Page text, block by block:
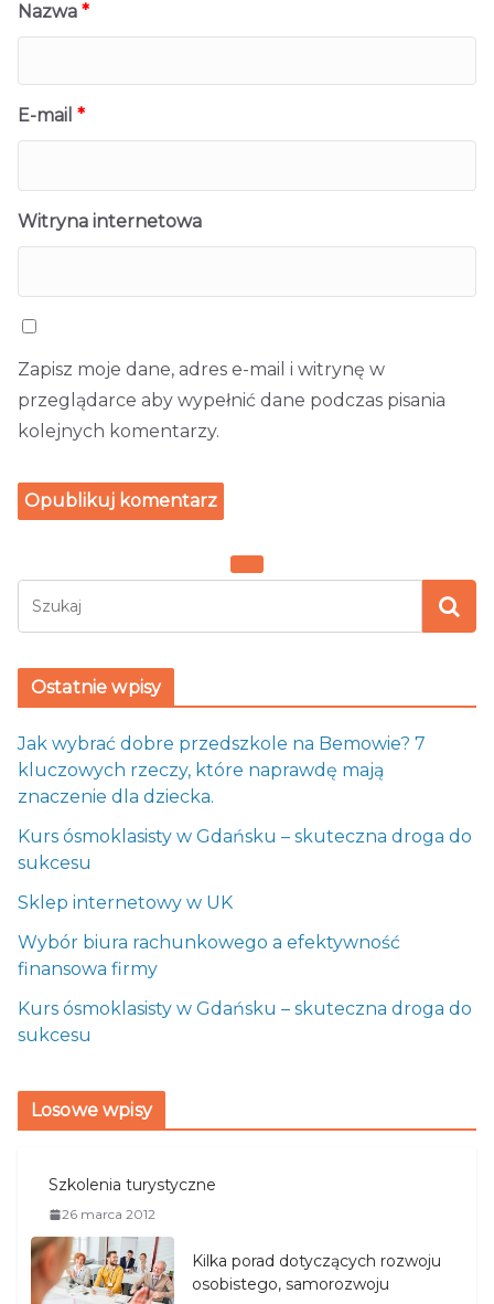
Nazwa *
E-mail *
Witryna internetowa
Zapisz moje dane, adres e-mail i witrynę w
przeglądarce aby wypełnić dane podczas pisania
kolejnych komentarzy.
Ostatnie wpisy
Jak wybrać dobre przedszkole na Bemowie? 7
kluczowych rzeczy, które naprawdę mają
znaczenie dla dziecka.
Kurs ósmoklasisty w Gdańsku – skuteczna droga do
sukcesu
Sklep internetowy w UK
Wybór biura rachunkowego a efektywność
finansowa firmy
Kurs ósmoklasisty w Gdańsku – skuteczna droga do
sukcesu
Losowe wpisy
Szkolenia turystyczne
26 marca 2012
Kilka porad dotyczących rozwoju
osobistego, samorozwoju